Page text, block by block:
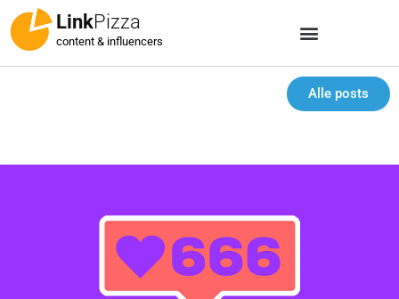
LinkPizza
content & influencers
Alle posts